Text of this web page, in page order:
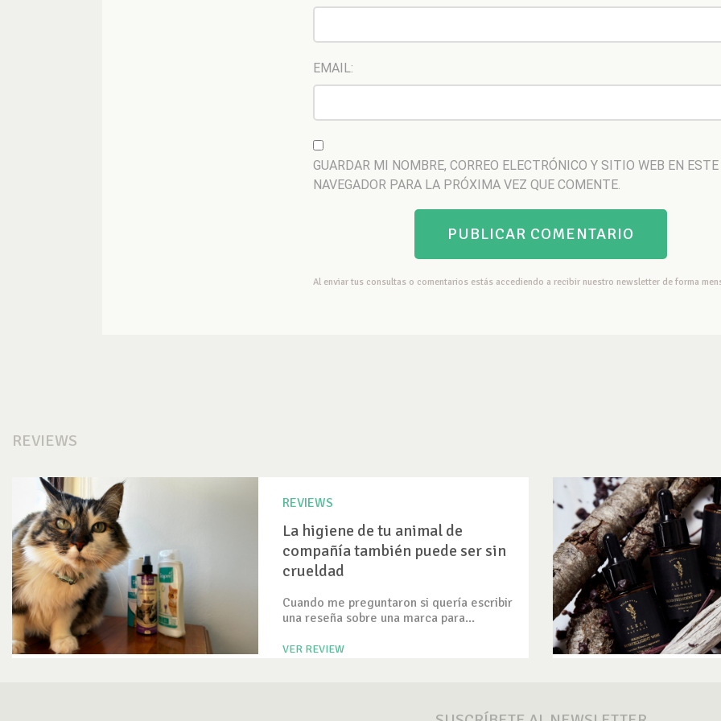
EMAIL:
GUARDAR MI NOMBRE, CORREO ELECTRÓNICO Y SITIO WEB EN ESTE
NAVEGADOR PARA LA PRÓXIMA VEZ QUE COMENTE.
Al enviar tus consultas o comentarios estás accediendo a recibir nuestro newsletter de forma
REVIEWS
REVIEWS
La higiene de tu animal de
compañía también puede ser sin
crueldad
Cuando me preguntaron si quería escribir
una reseña sobre una marca para...
VER REVIEW